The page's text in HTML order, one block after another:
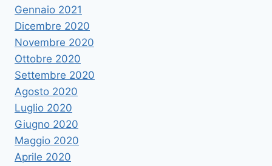
Gennaio 2021
Dicembre 2020
Novembre 2020
Ottobre 2020
Settembre 2020
Agosto 2020
Luglio 2020
Giugno 2020
Maggio 2020
Aprile 2020